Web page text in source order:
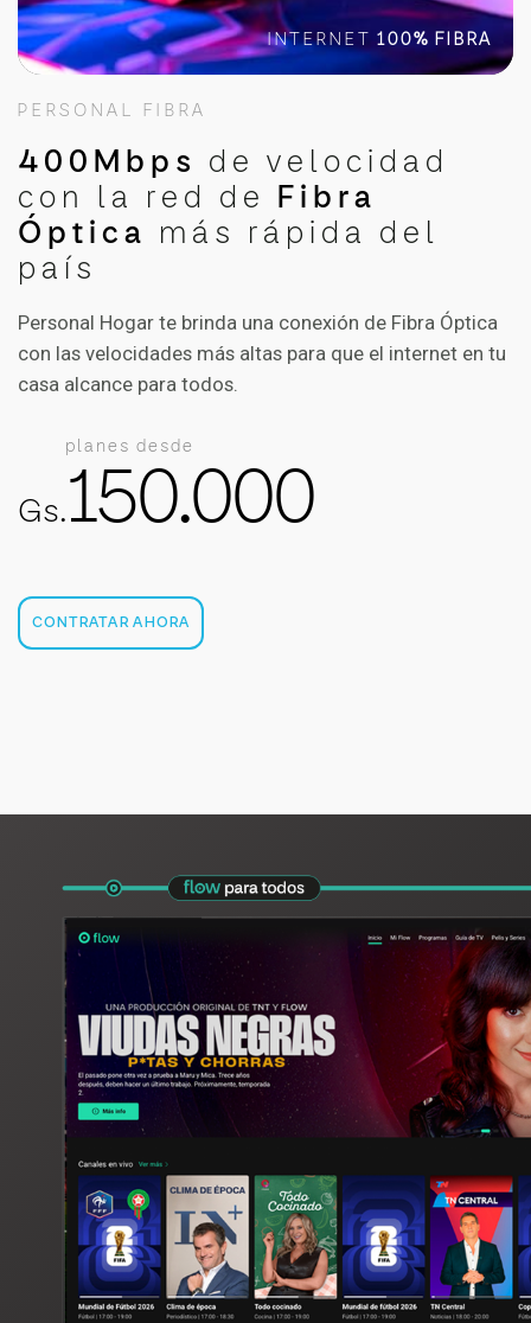
INTERNET100% FIBRA
PERSONAL FIBRA
400Mbps
de velocidad
con la red de
Fibra
Óptica
más rápida del
país
Personal Hogar te brinda una conexión de Fibra Óptica
con las velocidades más altas para que el internet en tu
casa alcance para todos.
planes desde
Gs.150.000
CONTRATAR AHORA